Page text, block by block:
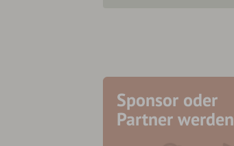
Sponsor oder
Partner werden